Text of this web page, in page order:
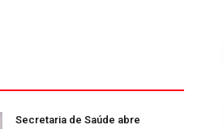
Secretaria de Saúde abre